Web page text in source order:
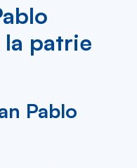
patrie
Pablo